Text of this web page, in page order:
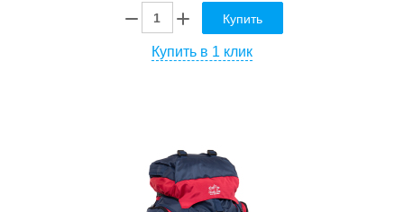
Купить
Купить в 1 клик